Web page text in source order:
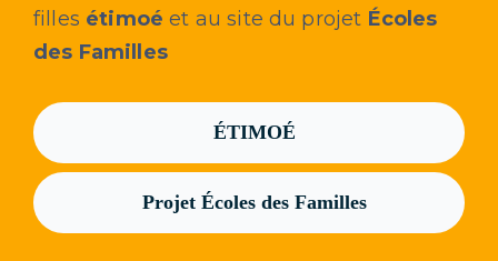
filles étimoé et au site du projet Écoles
des Familles
ÉTIMOÉ
Projet Écoles des Familles